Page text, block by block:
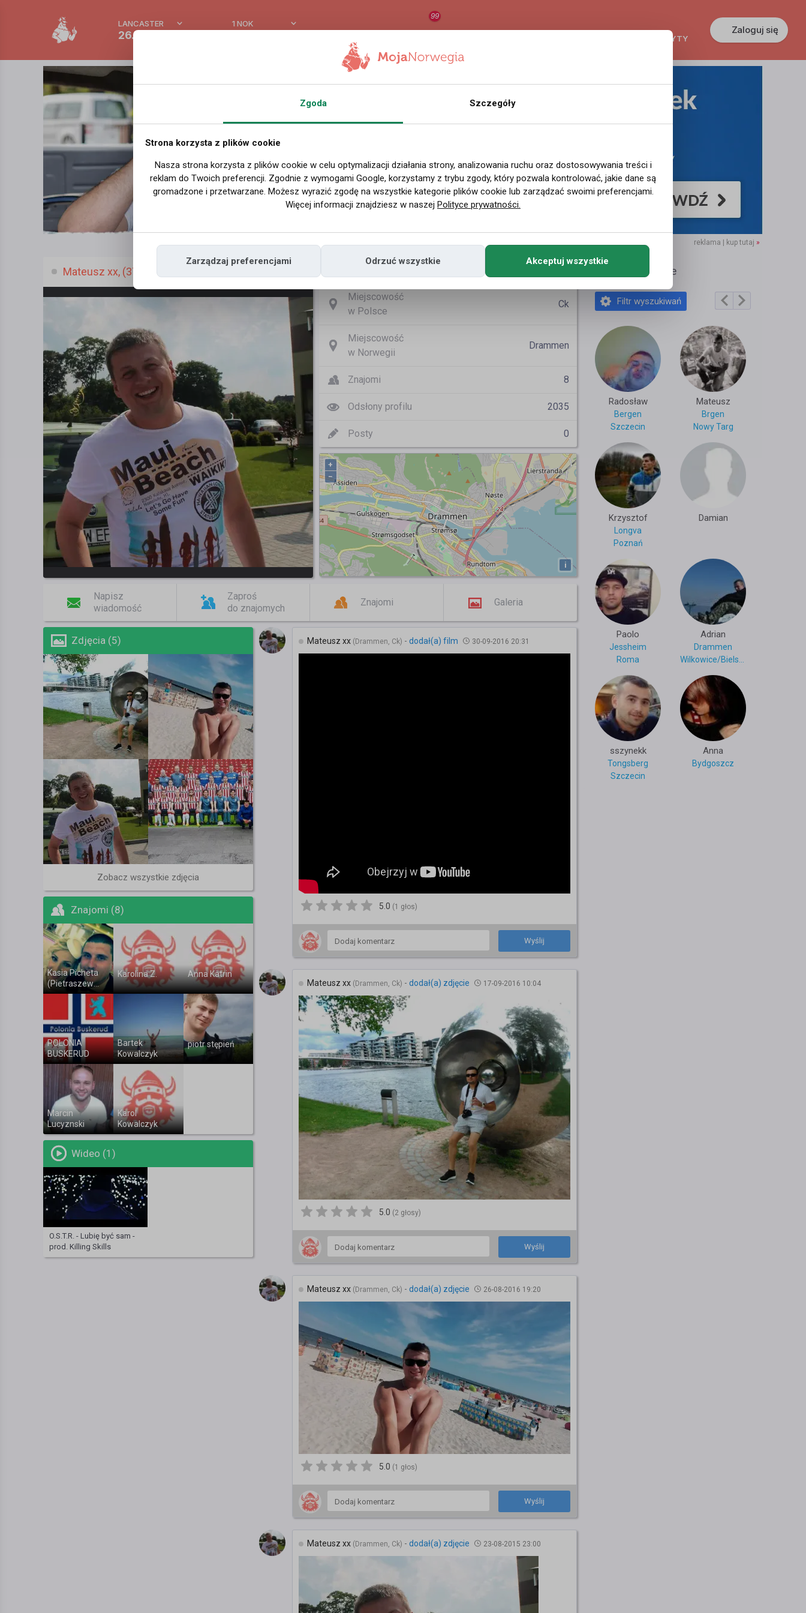
LANCASTER
26.5 °C
1 NOK
99
KREDYTY
Zaloguj się
reklama | kup tutaj »
Mateusz xx, (37 l.) Nazwa użytkownika matik
Miejscowość
w Polsce
Ck
Miejscowość
w Norwegii
Drammen
Znajomi 8
Odsłony profilu 2035
Posty 0
+
−
i
Napisz
wiadomość
Zaproś
do znajomych
Znajomi Galeria
Zdjęcia (5)
Zobacz wszystkie zdjęcia
Znajomi (8)
Kasia Picheta
(Pietraszews
ka)
Karolina Z. Anna Katrin
POLONIA
BUSKERUD
Bartek
Kowalczyk
piotr stępień
Marcin
Lucyznski
Karol
Kowalczyk
Wideo (1)
O.S.T.R. - Lubię być sam -
prod. Killing Skills
Mateusz xx (Drammen, Ck) - dodał(a) film 30-09-2016 20:31
5.0 (1 głos)
Wyślij
Mateusz xx (Drammen, Ck) - dodał(a) zdjęcie 17-09-2016 10:04
5.0 (2 głosy)
Wyślij
Mateusz xx (Drammen, Ck) - dodał(a) zdjęcie 26-08-2016 19:20
5.0 (1 głos)
Wyślij
Mateusz xx (Drammen, Ck) - dodał(a) zdjęcie 23-08-2015 23:00
Polecane profile
Filtr wyszukiwań
Radosław
Bergen
Szczecin
Mateusz
Brgen
Nowy Targ
Krzysztof
Longva
Poznań
Damian
Paolo
Jessheim
Roma
Adrian
Drammen
Wilkowice/Bielsko-Biała
sszynekk
Tongsberg
Szczecin
Anna
Bydgoszcz
Zgoda Szczegóły
Strona korzysta z plików cookie
Nasza strona korzysta z plików cookie w celu optymalizacji działania strony, analizowania ruchu oraz dostosowywania treści i
reklam do Twoich preferencji. Zgodnie z wymogami Google, korzystamy z trybu zgody, który pozwala kontrolować, jakie dane są
gromadzone i przetwarzane. Możesz wyrazić zgodę na wszystkie kategorie plików cookie lub zarządzać swoimi preferencjami.
Więcej informacji znajdziesz w naszej Polityce prywatności.
Zarządzaj preferencjami Odrzuć wszystkie Akceptuj wszystkie